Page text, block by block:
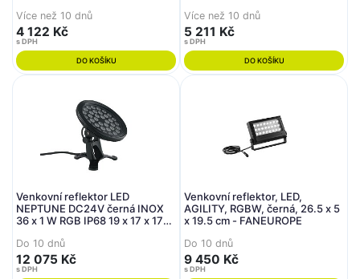
Více než 10 dnů
4 122 Kč
s DPH
DO KOŠÍKU
Více než 10 dnů
5 211 Kč
s DPH
DO KOŠÍKU
Venkovní reflektor LED
NEPTUNE DC24V černá INOX
36 x 1 W RGB IP68 19 x 17 x 17
Do 10 dnů
12 075 Kč
s DPH
Venkovní reflektor, LED,
AGILITY, RGBW, černá, 26.5 x 5
x 19.5 cm - FANEUROPE
Do 10 dnů
9 450 Kč
s DPH